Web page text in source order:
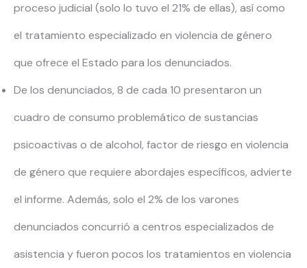
proceso judicial (solo lo tuvo el 21% de ellas), así como
el tratamiento especializado en violencia de género
que ofrece el Estado para los denunciados.
De los denunciados, 8 de cada 10 presentaron un
cuadro de consumo problemático de sustancias
psicoactivas o de alcohol, factor de riesgo en violencia
de género que requiere abordajes específicos, advierte
el informe. Además, solo el 2% de los varones
denunciados concurrió a centros especializados de
asistencia y fueron pocos los tratamientos en violencia